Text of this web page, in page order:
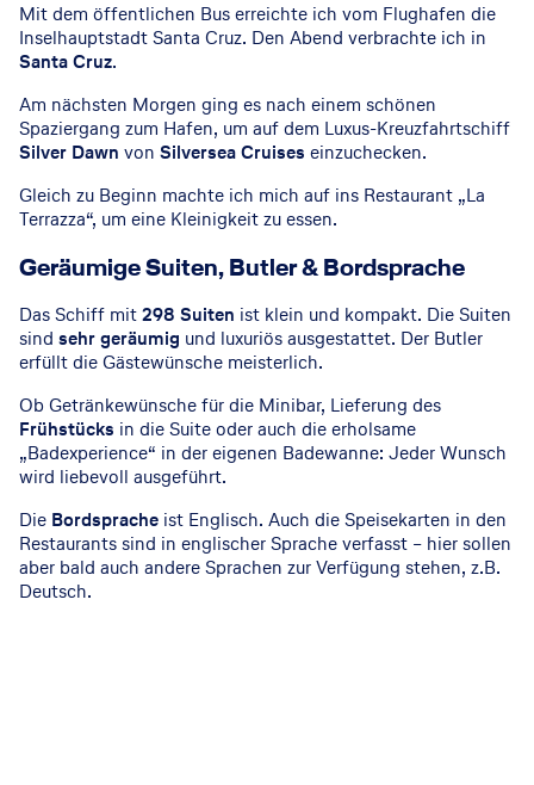
Mit dem öffentlichen Bus erreichte ich vom Flughafen die
Inselhauptstadt Santa Cruz. Den Abend verbrachte ich in
Santa Cruz.
Am nächsten Morgen ging es nach einem schönen
Spaziergang zum Hafen, um auf dem Luxus-Kreuzfahrtschiff
Silver Dawn von Silversea Cruises einzuchecken.
Gleich zu Beginn machte ich mich auf ins Restaurant „La
Terrazza“, um eine Kleinigkeit zu essen.
Geräumige Suiten, Butler & Bordsprache
Das Schiff mit298 Suiten ist klein und kompakt. Die Suiten
sind sehr geräumig und luxuriös ausgestattet. Der Butler
erfüllt die Gästewünsche meisterlich.
Ob Getränkewünsche für die Minibar, Lieferung des
Frühstücks in die Suite oder auch die erholsame
„Badexperience“ in der eigenen Badewanne: Jeder Wunsch
wird liebevoll ausgeführt.
Die Bordsprache ist Englisch. Auch die Speisekarten in den
Restaurants sind in englischer Sprache verfasst – hier sollen
aber bald auch andere Sprachen zur Verfügung stehen, z.B.
Deutsch.